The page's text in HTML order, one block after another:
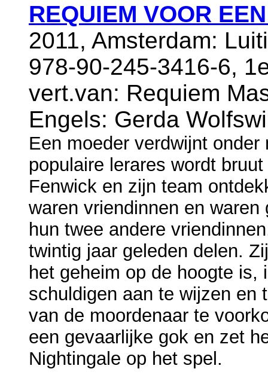
REQUIEM VOOR
2011, Amsterdam:
978-90-245-3416-6,
vert.van: Requiem
Engels: Gerda
Een moeder verdwijnt
populaire lerares wordt
Fenwick en zijn team
waren vriendinnen en
hun twee andere
twintig jaar geleden delen.
het geheim op de hoogte
schuldigen aan te wijzen en
van de moordenaar te
een gevaarlijke gok en zet
Nightingale op het spel.